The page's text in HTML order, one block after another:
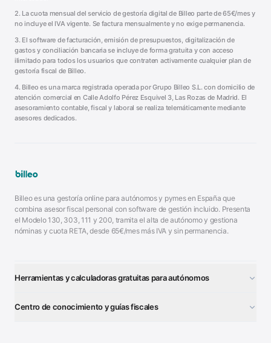
2. La cuota mensual del servicio de gestoría digital de Billeo parte de 65€/mes y
no incluye el IVA vigente. Se factura mensualmente y no exige permanencia.
3. El software de facturación, emisión de presupuestos, digitalización de
gastos y conciliación bancaria se incluye de forma gratuita y con acceso
ilimitado para todos los usuarios que contraten activamente cualquier plan de
gestoría fiscal de Billeo.
4. Billeo es una marca registrada operada por Grupo Billeo S.L. con domicilio de
atención comercial en Calle Adolfo Pérez Esquivel 3, Las Rozas de Madrid. El
asesoramiento contable, fiscal y laboral se realiza telemáticamente mediante
asesores dedicados.
Billeo es una gestoría online para autónomos y pymes en España que
combina asesor fiscal personal con software de gestión incluido. Presenta
el Modelo 130, 303, 111 y 200, tramita el alta de autónomo y gestiona
nóminas y cuota RETA, desde 65€/mes más IVA y sin permanencia.
Herramientas y calculadoras gratuitas para autónomos
Centro de conocimiento y guías fiscales